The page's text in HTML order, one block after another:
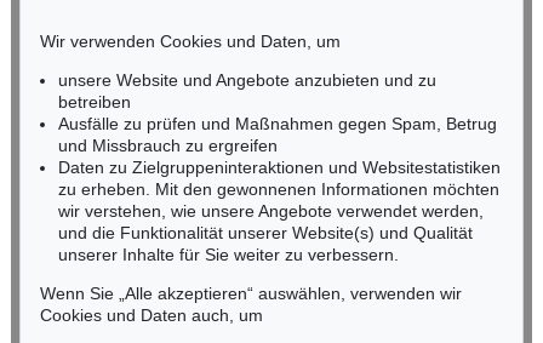
Ergebnis:€ 1.440
Auktion 435 - Lot 55
RHEINLAND-PFALZ
Miriam Heß
Tel.: +49 (0)62 21 58 80-038
Fax: +49 (0)62 21 58 80-595
infoheidelberg@kettererkunst.de
NORDDEUTSCHLAND
Nico Kassel, M.A.
Tel.: +49 (0)89 55244-164
Mobil: +49 (0)171 8618661
n.kassel@kettererkunst.de
Wir verwenden Cookies und Daten, um
unsere Website und Angebote anzubieten und zu
betreiben
Ausfälle zu prüfen und Maßnahmen gegen Spam, Betrug
und Missbrauch zu ergreifen
Daten zu Zielgruppeninteraktionen und Websitestatistiken
zu erheben. Mit den gewonnenen Informationen möchten
wir verstehen, wie unsere Angebote verwendet werden,
und die Funktionalität unserer Website(s) und Qualität
unserer Inhalte für Sie weiter zu verbessern.
Wenn Sie „Alle akzeptieren“ auswählen, verwenden wir
Cookies und Daten auch, um